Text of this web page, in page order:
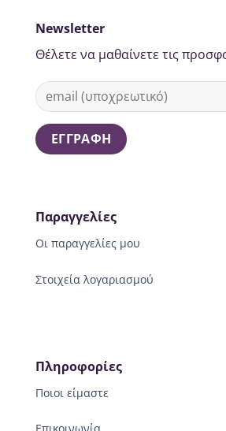
Παραγγελίες
Οι παραγγελίες μου
Στοιχεία λογαριασμού
Πληροφορίες
Ποιοι είμαστε
Newsletter
Θέλετε να μαθαίνετε τις